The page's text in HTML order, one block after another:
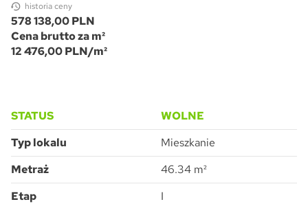
historia ceny
578 138,00 PLN
Cena brutto za m²
12 476,00 PLN/m²
STATUS
WOLNE
Typ lokalu
Mieszkanie
Metraż
46.34 m²
Etap
I